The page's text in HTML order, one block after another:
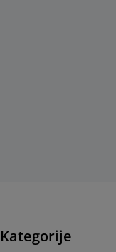
Kategorije